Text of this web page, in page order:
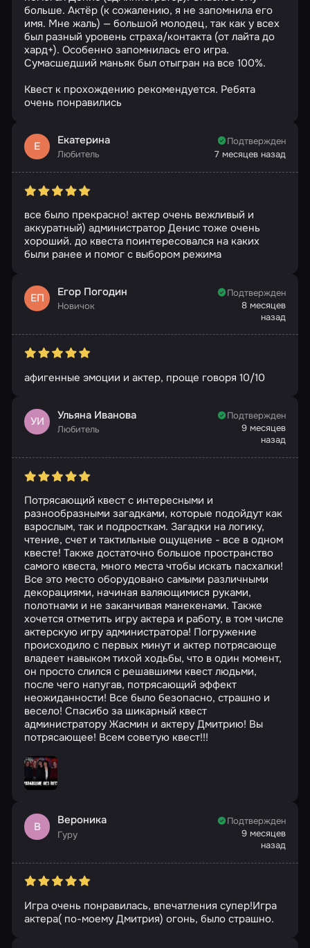
больше. Актёр (к сожалению, я не запомнила его
имя. Мне жаль) — большой молодец, так как у всех
был разный уровень страха/контакта (от лайта до
хард+). Особенно запомнилась его игра.
Сумасшедший маньяк был отыгран на все 100%.
Квест к прохождению рекомендуется. Ребята
очень понравились
Е Екатерина
Любитель
Подтвержден
7 месяцев назад
все было прекрасно! актер очень вежливый и
аккуратный) администратор Денис тоже очень
хороший. до квеста поинтересовался на каких
были ранее и помог с выбором режима
ЕП Егор Погодин
Новичок
Подтвержден
8 месяцев
назад
афигенные эмоции и актер, проще говоря 10/10
УИ Ульяна Иванова
Любитель
Подтвержден
9 месяцев
назад
Потрясающий квест с интересными и
разнообразными загадками, которые подойдут как
взрослым, так и подросткам. Загадки на логику,
чтение, счет и тактильные ощущение - все в одном
квесте! Также достаточно большое пространство
самого квеста, много места чтобы искать пасхалки!
Все это место оборудовано самыми различными
декорациями, начиная валяющимися руками,
полотнами и не заканчивая манекенами. Также
хочется отметить игру актера и работу, в том числе
актерскую игру администратора! Погружение
происходило с первых минут и актер потрясающе
владеет навыком тихой ходьбы, что в один момент,
он просто слился с решавшими квест людьми,
после чего напугав, потрясающий эффект
неожиданности! Все было безопасно, страшно и
весело! Спасибо за шикарный квест
администратору Жасмин и актеру Дмитрию! Вы
потрясающее! Всем советую квест!!!
В Вероника
Гуру
Подтвержден
9 месяцев
назад
Игра очень понравилась, впечатления супер!Игра
актера( по-моему Дмитрия) огонь, было страшно.